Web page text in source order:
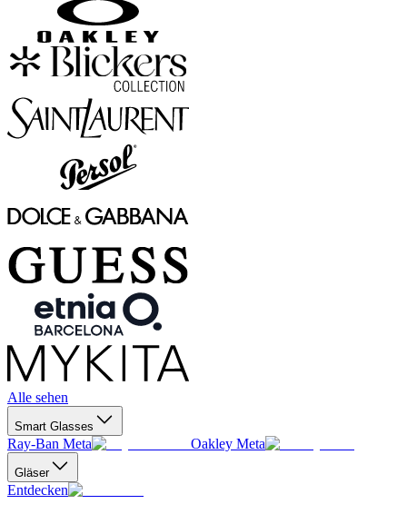
Alle sehen
Smart Glasses
Ray-Ban Meta Oakley Meta
Gläser
Entdecken